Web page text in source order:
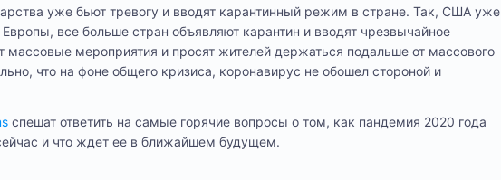
уже бьют тревогу и вводят карантинный режим в стране. Так, США уже
все больше стран объявляют карантин и вводят чрезвычайное
массовые мероприятия и просят жителей держаться подальше от массового
что на фоне общего кризиса, коронавирус не обошел стороной и
спешат ответить на самые горячие вопросы о том, как пандемия 2020 года
и что ждет ее в ближайшем будущем.